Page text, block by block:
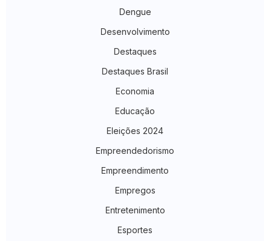
Dengue
Desenvolvimento
Destaques
Destaques Brasil
Economia
Educação
Eleições 2024
Empreendedorismo
Empreendimento
Empregos
Entretenimento
Esportes